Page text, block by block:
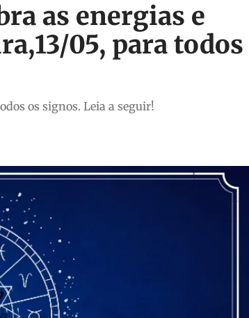
as energias e
05, para todos
os signos. Leia a seguir!